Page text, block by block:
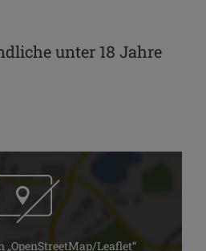
unter 18 Jahre
„OpenStreetMap/Leaflet“